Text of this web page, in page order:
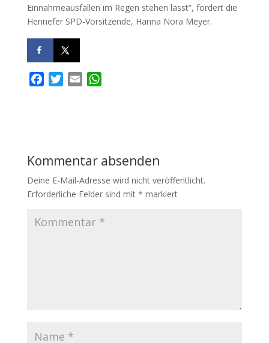
Einnahmeausfällen im Regen stehen lässt“, fordert die
Hennefer SPD-Vorsitzende, Hanna Nora Meyer.
o
k
r
p
p
Kommentar absenden
Deine E-Mail-Adresse wird nicht veröffentlicht.
Erforderliche Felder sind mit * markiert